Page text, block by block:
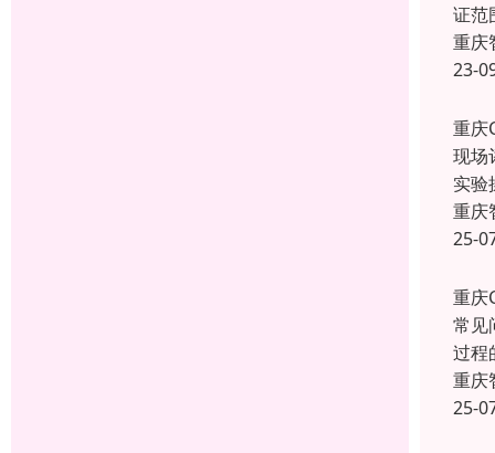
证范
重庆
23-
重庆
现场
实验
重庆
25-
重庆
常见
过程
重庆
25-